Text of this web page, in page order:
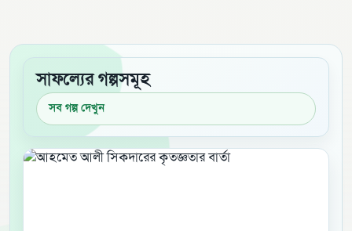
সাফল্যের গল্পসমূহ
সব গল্প দেখুন